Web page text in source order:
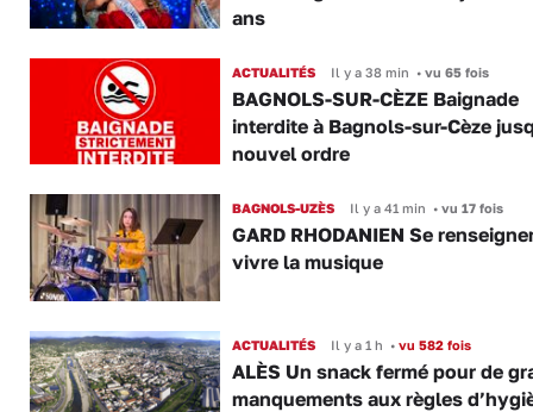
ans
ACTUALITÉS Il y a 38 min •vu 65 fois
BAGNOLS-SUR-CÈZE Baignade
interdite à Bagnols-sur-Cèze
nouvel ordre
BAGNOLS-UZÈS Il y a 41 min •vu 17 fois
GARD RHODANIEN Se
vivre la musique
ACTUALITÉS Il y a 1 h •vu 582 fois
ALÈS Un snack fermé pour de
manquements aux règles